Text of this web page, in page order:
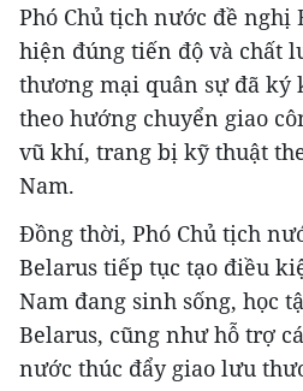
Phó Chủ tịch nước đề nghị
hiện đúng tiến độ và chất
thương mại quân sự đã ký
theo hướng chuyển giao
vũ khí, trang bị kỹ thuật
Nam.
Đồng thời, Phó Chủ tịch
Belarus tiếp tục tạo điều
Nam đang sinh sống, học
Belarus, cũng như hỗ trợ
nước thúc đẩy giao lưu